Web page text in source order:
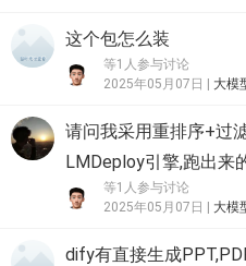
这个包怎么装
等1人参与讨论
2025年05月07日 | 大模
请问我采用重排序+过
LMDeploy引擎,跑出来
等1人参与讨论
2025年05月07日 | 大模
dify有直接生成